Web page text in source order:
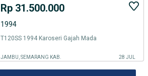
Rp 31.500.000
1994
T120SS 1994 Karoseri Gajah Mada
JAMBU, SEMARANG KAB. 28 JUL